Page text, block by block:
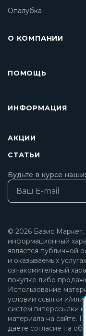
Опалубка
О КОМПАНИИ
ПОМОЩЬ
ИНФОРМАЦИЯ
АКЦИИ
СТАТЬИ
Будьте в курсе
© 2026 Базис Маркет.
информационный
является публичной
и оказываемых
ознакомительный
покупке либо
Использование
условии ссылки и/
систем гиперссылки
материала на сайте.
даете согласие на